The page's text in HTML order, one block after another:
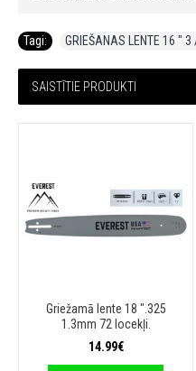
Tagi: GRIEŠANAS LENTE 16 ″ 3
SAISTĪTIE PRODUKTI
Griežamā lente 18 ".325
1.3mm 72 locekļi.
14.99€